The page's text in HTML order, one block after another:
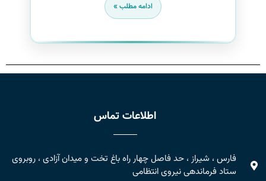
ادامه مطلب »
اطلاعات تماس
فارس ، شیراز ، حد فاصل چهار راه باغ تخت و میدان آزادی ، روبروی
ستاد فرماندهی نیروی انتظامی